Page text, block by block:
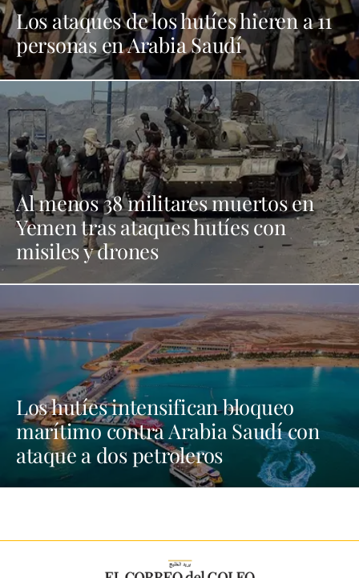
Los ataques de los hutíes hieren a 11
personas en Arabia Saudí
Al menos 38 militares muertos en
Yemen tras ataques hutíes con
misiles y drones
Los hutíes intensifican bloqueo
marítimo contra Arabia Saudí con
ataque a dos petroleros